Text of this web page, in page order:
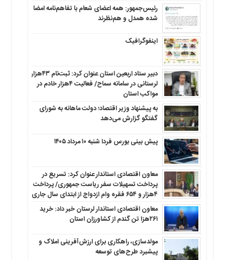
رئیس‌جمهور: همه اعضای شعام با تفاهم‌نامه امضا
شده همدل و هم‌نظرند
اینفوگرافیک
دبیر ستاد اربعین استان عنوان کرد: ثبت‌نام ۴۳هزار
لرستانی در سامانه سماح/ فعالیت ۴هزار خادم در
مواکب استان
به پیشنهاد وزیر اقتصاد؛ دولت ماهانه به شورای
گفتگو گزارش می‌دهد
پیش بینی بورس فردا شنبه ۱۰ مرداد ۱۴۰۵
معاون اقتصادی استاندار عنوان کرد: تسریع در
پرداخت تسهیلات سفر ریاست جمهوری/ پرداخت
۴هزار و ۶۵۴ فقره وام ازدواج از ابتدای سال جاری
معاون اقتصادی استاندار لرستان خبر داد: خرید
۲۶۱هزا تن گندم از کشاورزان استان
مولدسازی، راهکاری برای ارزش‌آفرینی املاک و
پیشبرد طرح‌های توسعه